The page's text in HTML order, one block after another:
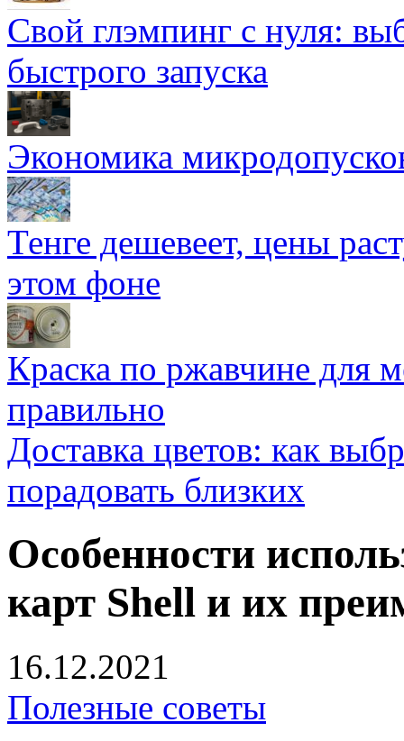
Свой глэмпинг с нуля:
быстрого запуска
Экономика
Тенге дешевеет, цены
этом фоне
Краска по ржавчине для
правильно
Доставка цветов: как
порадовать близких
Особенности
карт Shell и их
16.12.2021
Полезные советы